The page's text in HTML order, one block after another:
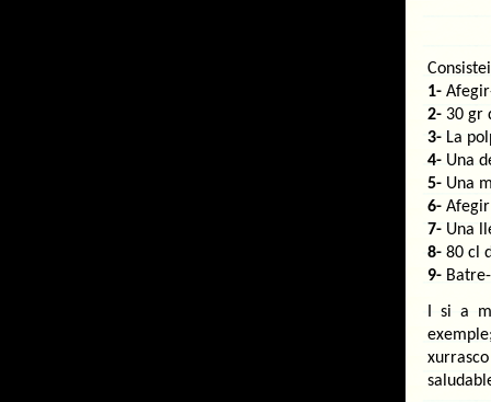
1-
2- 30 gr
3- La
4- Una
5- Una
6-
7- Una
8- 80 cl
9-
I si a